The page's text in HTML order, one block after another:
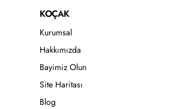
KOÇAK
Kurumsal
Hakkımızda
Bayimiz Olun
Site Haritası
Blog